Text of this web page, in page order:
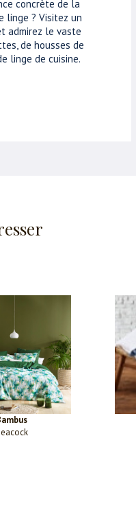
concrète de la
linge ? Visitez un
admirez le vaste
de housses de
linge de cuisine.